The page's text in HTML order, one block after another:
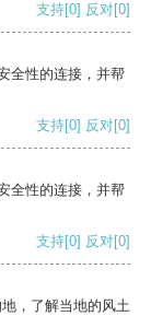
支持[0] 反对[0]
全性的连接，并帮
支持[0] 反对[0]
全性的连接，并帮
支持[0] 反对[0]
，了解当地的风土